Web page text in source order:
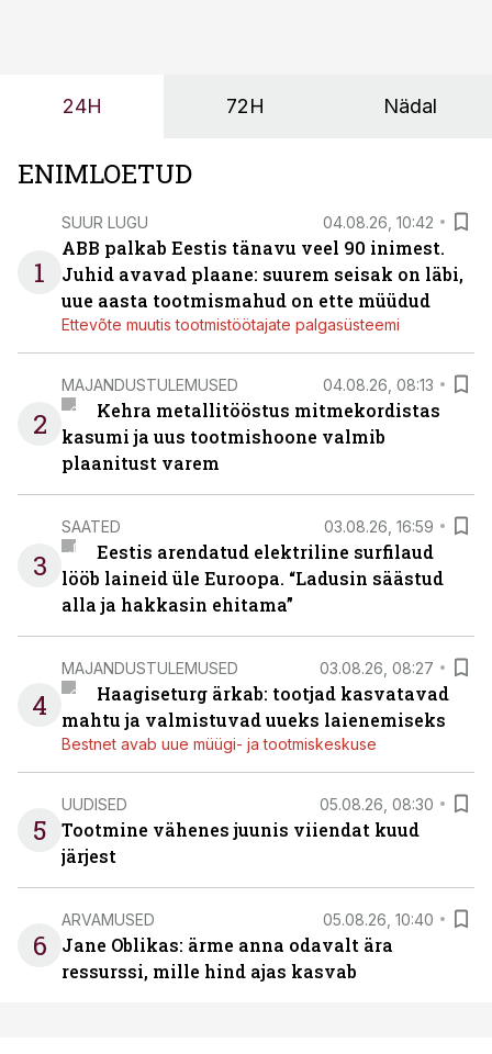
OÜ tegevjuht Sander Mitendorf.
24H 72H Nädal
ENIMLOETUD
1
SUUR LUGU 04.08.26, 10:42
ABB palkab Eestis tänavu veel 90 inimest.
Juhid avavad plaane: suurem seisak on läbi,
uue aasta tootmismahud on ette müüdud
Ettevõte muutis tootmistöötajate palgasüsteemi
2
MAJANDUSTULEMUSED 04.08.26, 08:13
Kehra metallitööstus mitmekordistas
kasumi ja uus tootmishoone valmib
plaanitust varem
3
SAATED 03.08.26, 16:59
Eestis arendatud elektriline surfilaud
lööb laineid üle Euroopa. “Ladusin säästud
alla ja hakkasin ehitama”
4
MAJANDUSTULEMUSED 03.08.26, 08:27
Haagiseturg ärkab: tootjad kasvatavad
mahtu ja valmistuvad uueks laienemiseks
Bestnet avab uue müügi- ja tootmiskeskuse
5
UUDISED 05.08.26, 08:30
Tootmine vähenes juunis viiendat kuud
järjest
6
ARVAMUSED 05.08.26, 10:40
Jane Oblikas: ärme anna odavalt ära
ressurssi, mille hind ajas kasvab